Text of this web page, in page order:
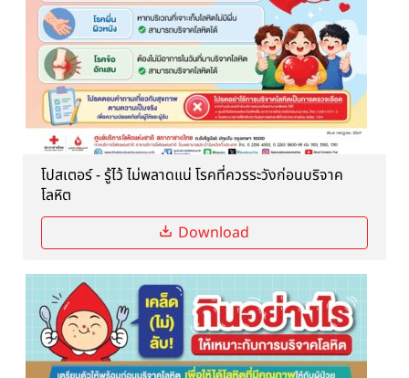
โปสเตอร์ - รู้ไว้ ไม่พลาดแน่ โรคที่ควรระวังก่อนบริจาค
โลหิต
Download